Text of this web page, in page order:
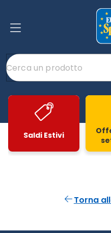
Saldi Estivi
Torna